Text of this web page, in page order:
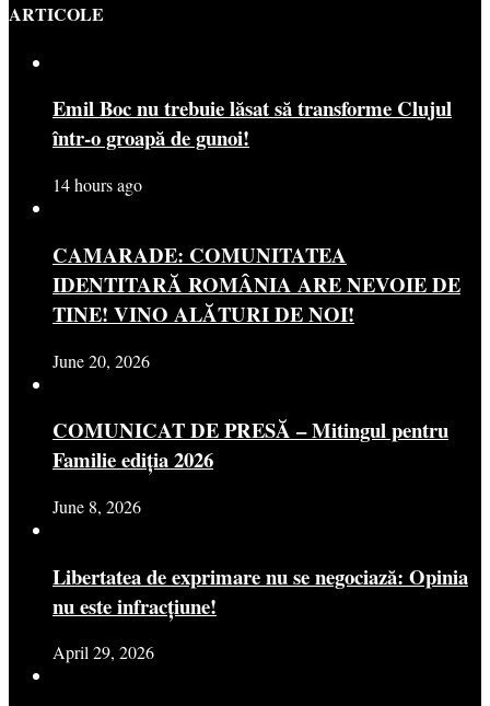
ARTICOLE
Emil Boc nu trebuie lăsat să transforme Clujul
într-o groapă de gunoi!
14 hours ago
CAMARADE: COMUNITATEA
IDENTITARĂ ROMÂNIA ARE NEVOIE DE
TINE! VINO ALĂTURI DE NOI!
June 20, 2026
COMUNICAT DE PRESĂ – Mitingul pentru
Familie ediția 2026
June 8, 2026
Libertatea de exprimare nu se negociază: Opinia
nu este infracțiune!
April 29, 2026